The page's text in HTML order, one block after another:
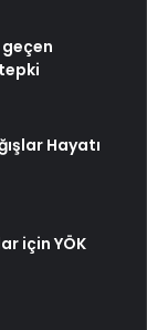
geçen
Hayatı
için YÖK